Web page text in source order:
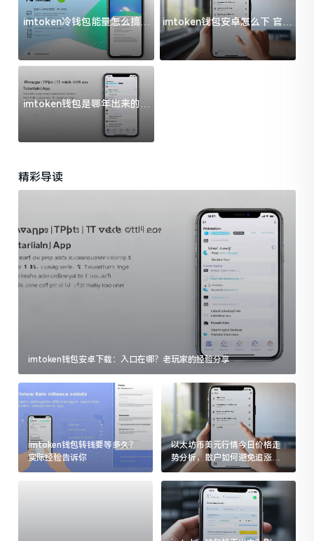
imtoken冷钱包能量怎么搞？
过来人告诉你门道
imtoken钱包安卓怎么下 官方
渠道避坑指南
imtoken钱包是哪年出来的？
一文给你说清楚
精彩导读
imtoken钱包安卓下载：入口在哪？老玩家的经验分享
imtoken钱包转钱要等多久？
实际经验告诉你
以太坊币美元行情今日价格走
势分析，散户如何避免追涨杀
跌被套牢